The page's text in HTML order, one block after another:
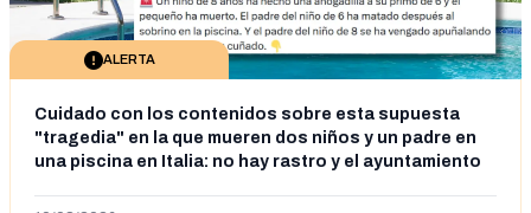
ALERTA
Cuidado con los contenidos sobre esta supuesta
"tragedia" en la que mueren dos niños y un padre en
una piscina en Italia: no hay rastro y el ayuntamiento